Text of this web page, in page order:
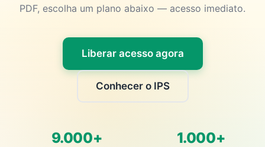
PDF, escolha um plano abaixo — acesso imediato.
Liberar acesso agora
Conhecer o IPS
9.000+ 1.000+